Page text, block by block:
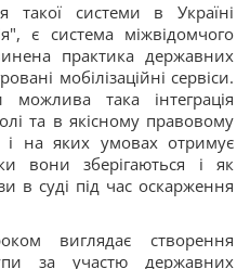
такої системи в Україні
є система міжвідомчого
практика державних
мобілізаційні сервіси.
така інтеграція
та в якісному правовому
на яких умовах отримує
вони зберігаються і як
в суді під час оскарження
виглядає створення
за участю державних